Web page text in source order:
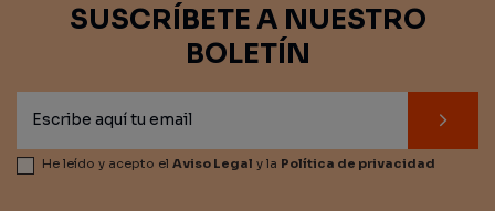
SUSCRÍBETE A NUESTRO
BOLETÍN
He leído y acepto el Aviso Legal y la Política de privacidad